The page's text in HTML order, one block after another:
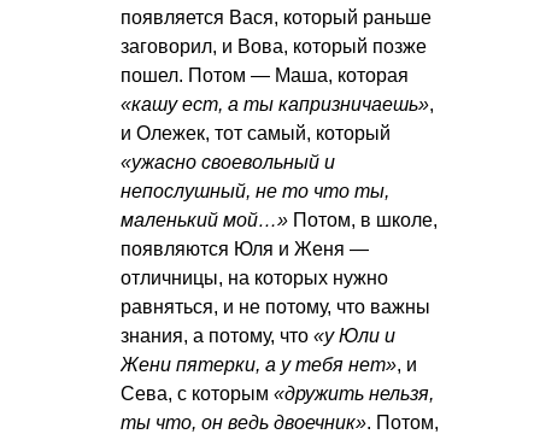
появляется Вася, который раньше
заговорил, и Вова, который позже
пошел. Потом — Маша, которая
«кашу ест, а ты капризничаешь»,
и Олежек, тот самый, который
«ужасно своевольный и
непослушный, не то что ты,
маленький мой…» Потом, в школе,
появляются Юля и Женя —
отличницы, на которых нужно
равняться, и не потому, что важны
знания, а потому, что «у Юли и
Жени пятерки, а у тебя нет», и
Сева, с которым «дружить нельзя,
ты что, он ведь двоечник». Потом,